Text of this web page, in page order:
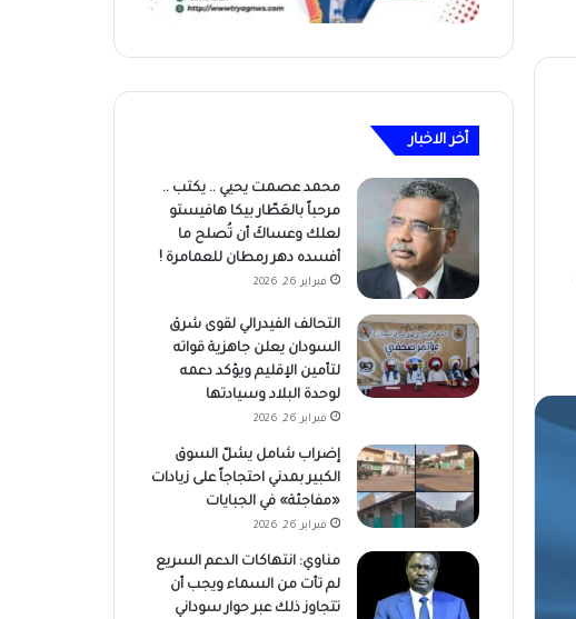
أخر الاخبار
محمد عصمت يحيي .. يكتب ..
مرحباً بالعَطّار بيكا هافيستو
لعلك وعساكَ أن تُصلح ما
أفسده دهر رمطان للعمامرة !
فبراير 26, 2026
التحالف الفيدرالي لقوى شرق
السودان يعلن جاهزية قواته
لتأمين الإقليم ويؤكد دعمه
لوحدة البلاد وسيادتها
فبراير 26, 2026
إضراب شامل يشلّ السوق
الكبير بمدني احتجاجاً على زيادات
«مفاجئة» في الجبايات
فبراير 26, 2026
مناوي: انتهاكات الدعم السريع
لم تأت من السماء ويجب أن
تتجاوز ذلك عبر حوار سوداني